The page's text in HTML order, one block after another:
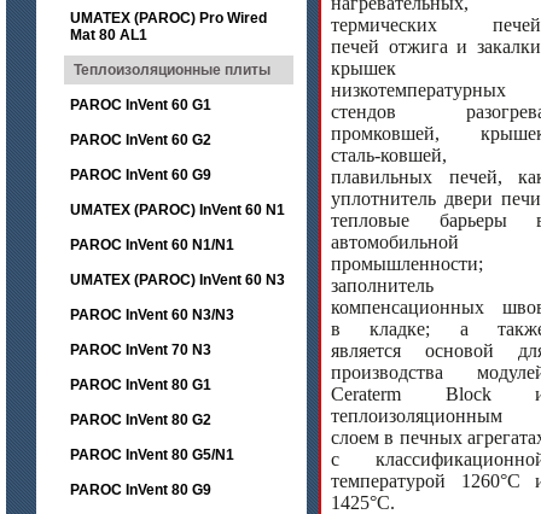
UMATEX (PAROC) Pro Wired
Mat 80 AL1
Теплоизоляционные плиты
PAROC InVent 60 G1
PAROC InVent 60 G2
PAROC InVent 60 G9
UMATEX (PAROC) InVent 60 N1
PAROC InVent 60 N1/N1
UMATEX (PAROC) InVent 60 N3
PAROC InVent 60 N3/N3
PAROC InVent 70 N3
PAROC InVent 80 G1
PAROC InVent 80 G2
PAROC InVent 80 G5/N1
PAROC InVent 80 G9
термических
печей отжига и
крышек
низкотемпературных
стендов
промковшей,
сталь-ковшей,
плавильных печей,
уплотнитель двери
тепловые барьеры
автомобильной
промышленности;
заполнитель
компенсационных
в кладке; а
является основой
производства
Ceraterm Block
теплоизоляционным
слоем в печных
с
температурой 1260°C
1425°С.